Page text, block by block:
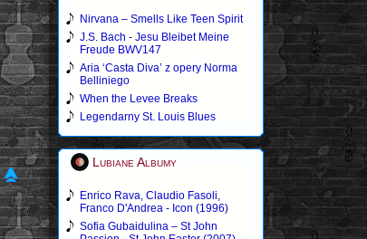
Nirvana – Smells Like Teen Spirit
J.S. Bach - Jesu Bleibet Meine
Freude BWV147
Aria ‘Casta Diva’ z opery Norma
Belliniego
When the Levee Breaks
Legendarny St. Louis Blues
Lubiane Albumy
Enrico Rava, Claudio Fasoli,
Franco D'Andrea - Icon (1996)
Sofia Gubaidulina – St John